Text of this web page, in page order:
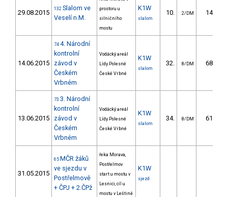
29.08.2015 132 Slalom ve
Veselí n.M.
prostoru u
silničního
mostu
K1W
slalom
10. 2/DM 14.93
14.06.2015
74 4. Národní
kontrolní
závod v
Českém
Vrbném
Vodácký areál
Lídy Polesné
České Vrbné
K1W
slalom
32. 8/DM 68.23
13.06.2015
73 3. Národní
kontrolní
závod v
Českém
Vrbném
Vodácký areál
Lídy Polesné
České Vrbné
K1W
slalom
34. 8/DM 61.19
31.05.2015
65 MČR žáků
ve sjezdu v
Postřelmově
+ ČPJ + 2.ČPž
řeka Morava,
Postřelmov
start u mostu v
Lesnici, cíl u
mostu v Leštině
K1W
sjezd